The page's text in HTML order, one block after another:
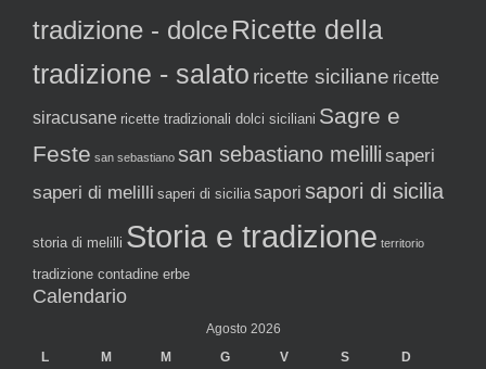
tradizione - dolceRicette della
tradizione - salato ricette siciliane ricette
siracusane ricette tradizionali dolci siciliani Sagre e
Feste san sebastiano san sebastiano melilli saperi
saperi di melilli saperi di sicilia sapori sapori di sicilia
storia di melilli Storia e tradizione territorio
tradizione contadine erbe
Calendario
Agosto 2026
L
M M G V S D